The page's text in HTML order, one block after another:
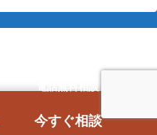
今すぐ相談